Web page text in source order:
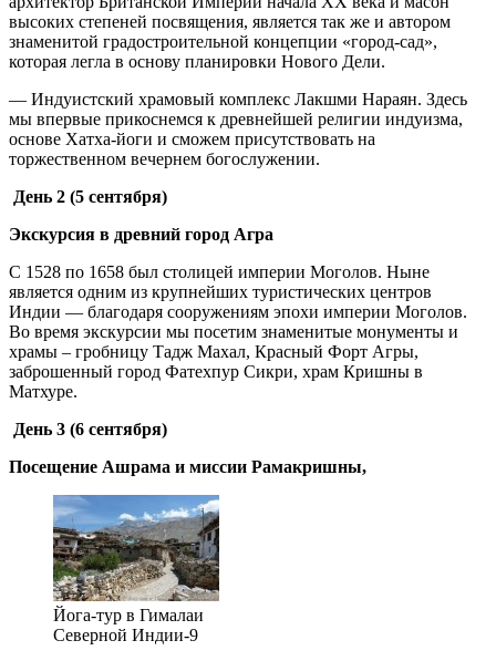
высоких степеней посвящения, является так же и автором
знаменитой градостроительной концепции «город-сад»,
которая легла в основу планировки Нового Дели.
— Индуистский храмовый комплекс Лакшми Нараян. Здесь
мы впервые прикоснемся к древнейшей религии индуизма,
основе Хатха-йоги и сможем присутствовать на
торжественном вечернем богослужении.
День 2 (5 сентября)
Экскурсия в древний город Агра
С 1528 по 1658 был столицей империи Моголов. Ныне
является одним из крупнейших туристических центров
Индии — благодаря сооружениям эпохи империи Моголов.
Во время экскурсии мы посетим знаменитые монументы и
храмы – гробницу Тадж Махал, Красный Форт Агры,
заброшенный город Фатехпур Сикри, храм Кришны в
Матхуре.
День 3 (6 сентября)
Посещение Ашрама и миссии Рамакришны,
Йога-тур в Гималаи
Северной Индии-9